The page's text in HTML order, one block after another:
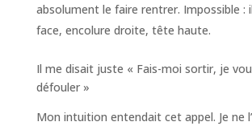
absolument le faire rentrer. Impossible :
face, encolure droite, tête haute.
Il me disait juste « Fais-moi sortir, je
défouler »
Mon intuition entendait cet appel. Je ne